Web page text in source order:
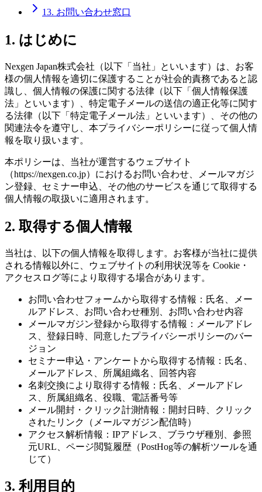
13. お問い合わせ窓口
1. はじめに
Nexgen Japan株式会社（以下「当社」といいます）は、お客
様の個人情報を適切に保護することが社会的責務であると認
識し、個人情報の保護に関する法律（以下「個人情報保護
法」といいます）、特定電子メールの送信の適正化等に関す
る法律（以下「特定電子メール法」といいます）、その他の
関連法令を遵守し、本プライバシーポリシーに従って個人情
報を取り扱います。
本ポリシーは、当社が運営するウェブサイト
（https://nexgen.co.jp）におけるお問い合わせ、メールマガジ
ン登録、セミナー申込、その他のサービスを通じて取得する
個人情報の取扱いに適用されます。
2. 取得する個人情報
当社は、以下の個人情報を取得します。お客様が当社に提供
される情報以外に、ウェブサイトの利用状況等を Cookie・
アクセスログ等により取得する場合があります。
お問い合わせフォームから取得する情報：氏名、メー
ルアドレス、お問い合わせ種別、お問い合わせ内容
メールマガジン登録から取得する情報：メールアドレ
ス、登録日時、同意したプライバシーポリシーのバー
ジョン
セミナー申込・アンケートから取得する情報：氏名、
メールアドレス、所属組織名、回答内容
名刺交換により取得する情報：氏名、メールアドレ
ス、所属組織名、役職、電話番号等
メール開封・クリック計測情報：開封日時、クリック
されたリンク（メールマガジン配信時）
アクセス解析情報：IPアドレス、ブラウザ種別、参照
元URL、ページ閲覧履歴（PostHog等の解析ツールを通
じて）
3. 利用目的